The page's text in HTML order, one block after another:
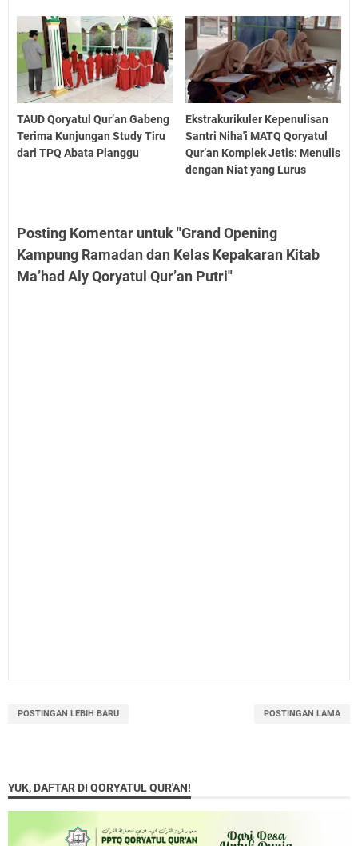
TAUD Qoryatul Qur’an Gabeng
Terima Kunjungan Study Tiru
dari TPQ Abata Planggu
Ekstrakurikuler Kepenulisan
Santri Niha'i MATQ Qoryatul
Qur’an Komplek Jetis: Menulis
dengan Niat yang Lurus
Posting Komentar untuk "Grand Opening
Kampung Ramadan dan Kelas Kepakaran Kitab
Ma’had Aly Qoryatul Qur’an Putri"
POSTINGAN LEBIH BARU POSTINGAN LAMA
YUK, DAFTAR DI QORYATUL QUR'AN!